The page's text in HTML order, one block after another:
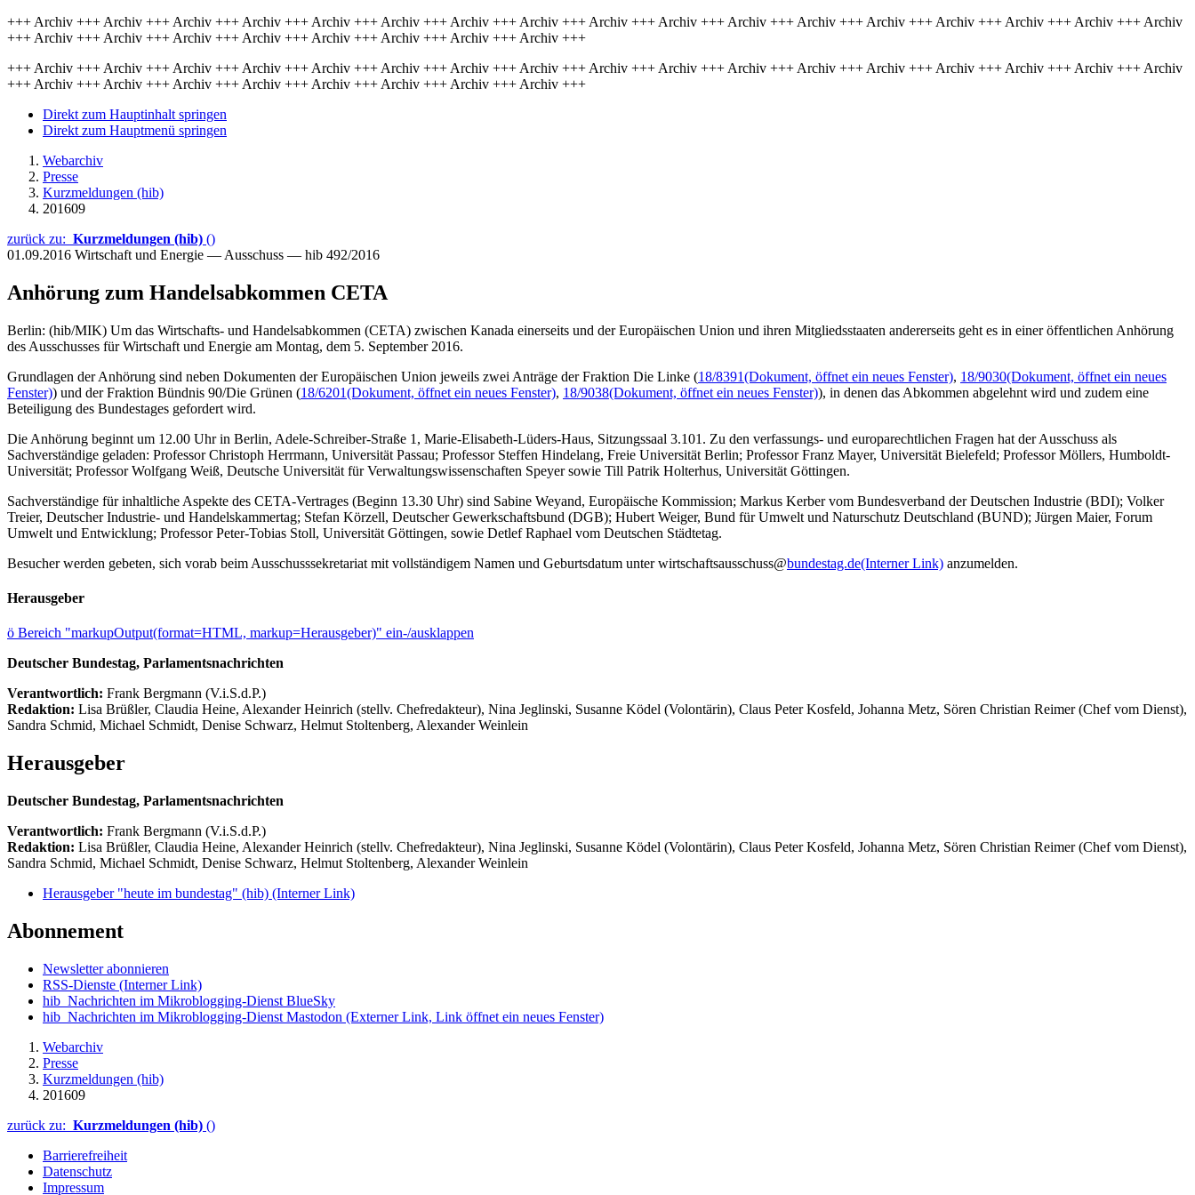
+++ Archiv +++ Archiv +++ Archiv +++ Archiv +++ Archiv +++ Archiv +++ Archiv +++ Archiv +++ Archiv +++ Archiv +++ Archiv +++ Archiv +++ Archiv +++ Archiv +++ Archiv +++ Archiv +++ Archiv
+++ Archiv +++ Archiv +++ Archiv +++ Archiv +++ Archiv +++ Archiv +++ Archiv +++ Archiv +++
+++ Archiv +++ Archiv +++ Archiv +++ Archiv +++ Archiv +++ Archiv +++ Archiv +++ Archiv +++ Archiv +++ Archiv +++ Archiv +++ Archiv +++ Archiv +++ Archiv +++ Archiv +++ Archiv +++ Archiv
+++ Archiv +++ Archiv +++ Archiv +++ Archiv +++ Archiv +++ Archiv +++ Archiv +++ Archiv +++
Direkt zum Hauptinhalt springen
Direkt zum Hauptmenü springen
Webarchiv
Presse
Kurzmeldungen (hib)
201609
zurück zu: Kurzmeldungen (hib) ()
01.09.2016 Wirtschaft und Energie — Ausschuss — hib 492/2016
Anhörung zum Handelsabkommen CETA
Berlin: (hib/MIK) Um das Wirtschafts- und Handelsabkommen (CETA) zwischen Kanada einerseits und der Europäischen Union und ihren Mitgliedsstaaten andererseits geht es in einer öffentlichen Anhörung
des Ausschusses für Wirtschaft und Energie am Montag, dem 5. September 2016.
Grundlagen der Anhörung sind neben Dokumenten der Europäischen Union jeweils zwei Anträge der Fraktion Die Linke (18/8391(Dokument, öffnet ein neues Fenster), 18/9030(Dokument, öffnet ein neues
Fenster)) und der Fraktion Bündnis 90/Die Grünen (18/6201(Dokument, öffnet ein neues Fenster), 18/9038(Dokument, öffnet ein neues Fenster)), in denen das Abkommen abgelehnt wird und zudem eine
Beteiligung des Bundestages gefordert wird.
Die Anhörung beginnt um 12.00 Uhr in Berlin, Adele-Schreiber-Straße 1, Marie-Elisabeth-Lüders-Haus, Sitzungssaal 3.101. Zu den verfassungs- und europarechtlichen Fragen hat der Ausschuss als
Sachverständige geladen: Professor Christoph Herrmann, Universität Passau; Professor Steffen Hindelang, Freie Universität Berlin; Professor Franz Mayer, Universität Bielefeld; Professor Möllers, Humboldt-
Universität; Professor Wolfgang Weiß, Deutsche Universität für Verwaltungswissenschaften Speyer sowie Till Patrik Holterhus, Universität Göttingen.
Sachverständige für inhaltliche Aspekte des CETA-Vertrages (Beginn 13.30 Uhr) sind Sabine Weyand, Europäische Kommission; Markus Kerber vom Bundesverband der Deutschen Industrie (BDI); Volker
Treier, Deutscher Industrie- und Handelskammertag; Stefan Körzell, Deutscher Gewerkschaftsbund (DGB); Hubert Weiger, Bund für Umwelt und Naturschutz Deutschland (BUND); Jürgen Maier, Forum
Umwelt und Entwicklung; Professor Peter-Tobias Stoll, Universität Göttingen, sowie Detlef Raphael vom Deutschen Städtetag.
Besucher werden gebeten, sich vorab beim Ausschusssekretariat mit vollständigem Namen und Geburtsdatum unter wirtschaftsausschuss@bundestag.de(Interner Link) anzumelden.
Herausgeber
ö Bereich "markupOutput(format=HTML, markup=Herausgeber)" ein-/ausklappen
Deutscher Bundestag, Parlamentsnachrichten
Verantwortlich: Frank Bergmann (V.i.S.d.P.)
Redaktion: Lisa Brüßler, Claudia Heine, Alexander Heinrich (stellv. Chefredakteur), Nina Jeglinski, Susanne Ködel (Volontärin), Claus Peter Kosfeld, Johanna Metz, Sören Christian Reimer (Chef vom Dienst),
Sandra Schmid, Michael Schmidt, Denise Schwarz, Helmut Stoltenberg, Alexander Weinlein
Herausgeber
Deutscher Bundestag, Parlamentsnachrichten
Verantwortlich: Frank Bergmann (V.i.S.d.P.)
Redaktion: Lisa Brüßler, Claudia Heine, Alexander Heinrich (stellv. Chefredakteur), Nina Jeglinski, Susanne Ködel (Volontärin), Claus Peter Kosfeld, Johanna Metz, Sören Christian Reimer (Chef vom Dienst),
Sandra Schmid, Michael Schmidt, Denise Schwarz, Helmut Stoltenberg, Alexander Weinlein
Herausgeber "heute im bundestag" (hib) (Interner Link)
Abonnement
Newsletter abonnieren
RSS-Dienste (Interner Link)
hib_Nachrichten im Mikroblogging-Dienst BlueSky
hib_Nachrichten im Mikroblogging-Dienst Mastodon (Externer Link, Link öffnet ein neues Fenster)
Webarchiv
Presse
Kurzmeldungen (hib)
201609
zurück zu: Kurzmeldungen (hib) ()
Barrierefreiheit
Datenschutz
Impressum